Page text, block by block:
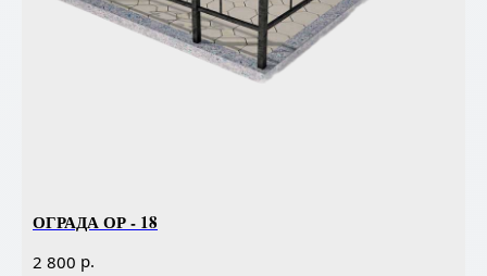
ОГРАДА ОР - 18
2 800 р.